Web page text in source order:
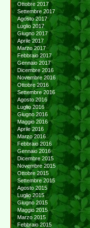
Ottobre 2017
Settembre 2017
Agosto 2017
Luglio 2017
Giugno 2017
Aprile 2017
Marzo 2017
Febbraio 2017
Gennaio 2017
Dicembre 2016
Novembre 2016
Ottobre 2016
Settembre 2016
Agosto 2016
Luglio 2016
Giugno 2016
Maggio 2016
Aprile 2016
Marzo 2016
Febbraio 2016
Gennaio 2016
Dicembre 2015
Novembre 2015
Ottobre 2015
Settembre 2015
Agosto 2015
Luglio 2015
Giugno 2015
Maggio 2015
Marzo 2015
Febbraio 2015